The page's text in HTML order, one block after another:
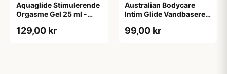
Aquaglide Stimulerende
Orgasme Gel 25 ml -
129,00 kr
Australian Bodycare
Intim Glide Vandbaseret
99,00 kr